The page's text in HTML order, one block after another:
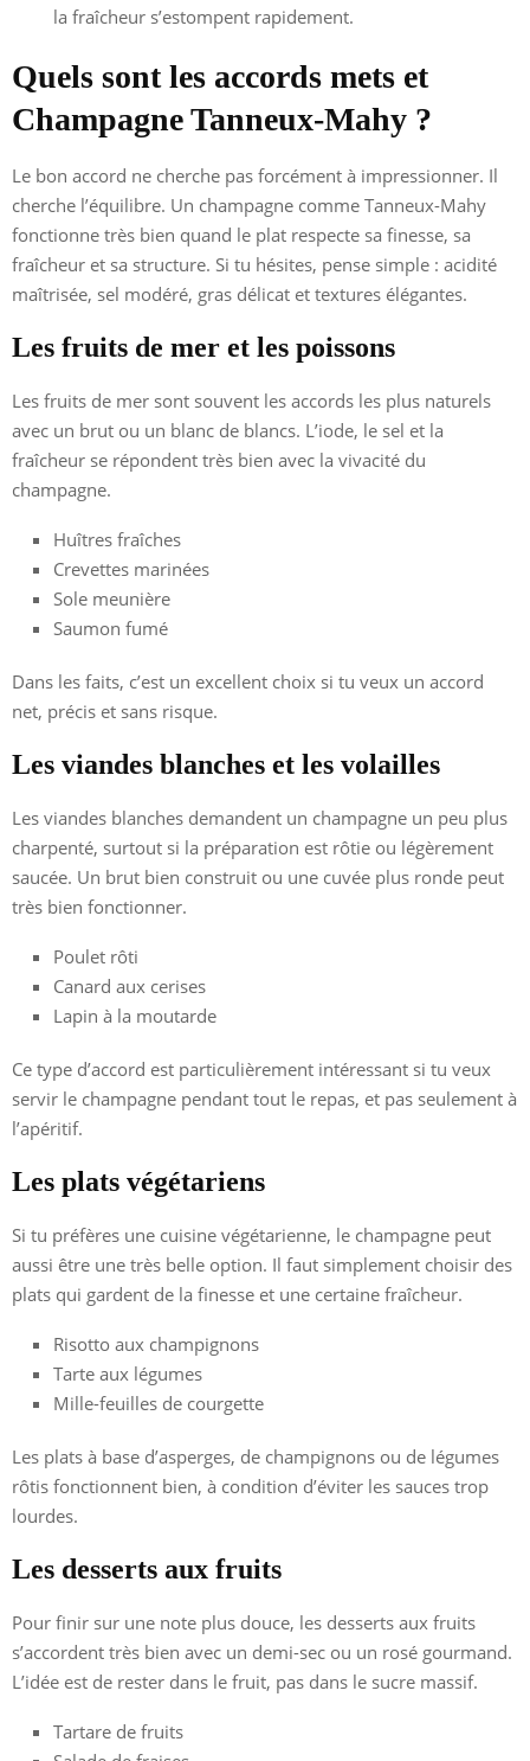
la fraîcheur s’estompent rapidement.
Quels sont les accords mets et
Champagne Tanneux-Mahy ?
Le bon accord ne cherche pas forcément à impressionner. Il
cherche l’équilibre. Un champagne comme Tanneux-Mahy
fonctionne très bien quand le plat respecte sa finesse, sa
fraîcheur et sa structure. Si tu hésites, pense simple : acidité
maîtrisée, sel modéré, gras délicat et textures élégantes.
Les fruits de mer et les poissons
Les fruits de mer sont souvent les accords les plus naturels
avec un brut ou un blanc de blancs. L’iode, le sel et la
fraîcheur se répondent très bien avec la vivacité du
champagne.
Huîtres fraîches
Crevettes marinées
Sole meunière
Saumon fumé
Dans les faits, c’est un excellent choix si tu veux un accord
net, précis et sans risque.
Les viandes blanches et les volailles
Les viandes blanches demandent un champagne un peu plus
charpenté, surtout si la préparation est rôtie ou légèrement
saucée. Un brut bien construit ou une cuvée plus ronde peut
très bien fonctionner.
Poulet rôti
Canard aux cerises
Lapin à la moutarde
Ce type d’accord est particulièrement intéressant si tu veux
servir le champagne pendant tout le repas, et pas seulement à
l’apéritif.
Les plats végétariens
Si tu préfères une cuisine végétarienne, le champagne peut
aussi être une très belle option. Il faut simplement choisir des
plats qui gardent de la finesse et une certaine fraîcheur.
Risotto aux champignons
Tarte aux légumes
Mille-feuilles de courgette
Les plats à base d’asperges, de champignons ou de légumes
rôtis fonctionnent bien, à condition d’éviter les sauces trop
lourdes.
Les desserts aux fruits
Pour finir sur une note plus douce, les desserts aux fruits
s’accordent très bien avec un demi-sec ou un rosé gourmand.
L’idée est de rester dans le fruit, pas dans le sucre massif.
Tartare de fruits